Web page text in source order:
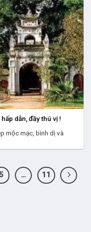
dẫn, đầy thú vị !
mộc mạc, bình dị và
5 … 11